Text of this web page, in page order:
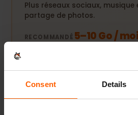
Consent Details
Plus réseaux sociaux,
partage de photos.
RECOMMANDÉ 5–10 Go /